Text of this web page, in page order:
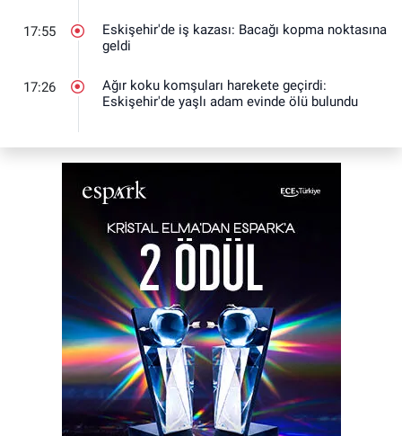
17:55
Eskişehir'de iş kazası: Bacağı kopma noktasına
geldi
17:26
Ağır koku komşuları harekete geçirdi:
Eskişehir'de yaşlı adam evinde ölü bulundu